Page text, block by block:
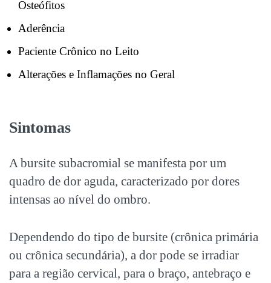
Osteófitos
Aderência
Paciente Crônico no Leito
Alterações e Inflamações no Geral
Sintomas
A bursite subacromial se manifesta por um
quadro de dor aguda, caracterizado por dores
intensas ao nível do ombro.
Dependendo do tipo de bursite (crônica primária
ou crônica secundária), a dor pode se irradiar
para a região cervical, para o braço, antebraço e